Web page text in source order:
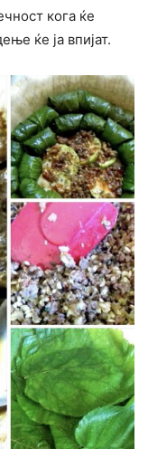
кога ќе
ќе ја впијат.